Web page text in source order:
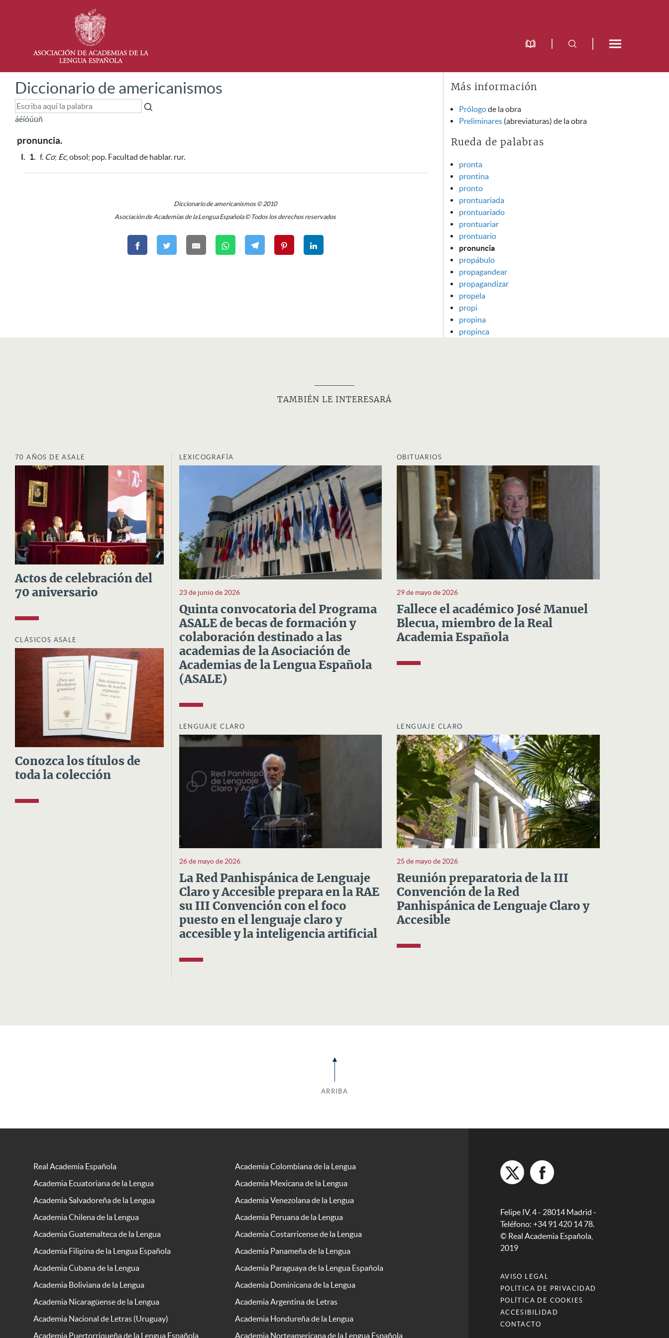
Diccionario de americanismos
áéíóúüñ
pronuncia.
I. 1. f. Co; Ec, obsol; pop. Facultad de hablar. rur.
Diccionario de americanismos © 2010
Asociación de Academias de la Lengua Española © Todos los derechos reservados
Más información
Prólogode la obra
Preliminares (abreviaturas) de la obra
Rueda de palabras
pronta
prontina
pronto
prontuariada
prontuariado
prontuariar
prontuario
pronuncia
propábulo
propagandear
propagandizar
propela
propi
propina
propinca
TAMBIÉN LE INTERESARÁ
70 AÑOS DE ASALE
Actos de celebración del
70 aniversario
CLÁSICOS ASALE
Conozca los títulos de
toda la colección
LEXICOGRAFÍA
23 de junio de 2026
Quinta convocatoria del Programa
ASALE de becas de formación y
colaboración destinado a las
academias de la Asociación de
Academias de la Lengua Española
(ASALE)
OBITUARIOS
29 de mayo de 2026
Fallece el académico José Manuel
Blecua, miembro de la Real
Academia Española
LENGUAJE CLARO
26 de mayo de 2026
La Red Panhispánica de Lenguaje
Claro y Accesible prepara en la RAE
su III Convención con el foco
puesto en el lenguaje claro y
accesible y la inteligencia artificial
LENGUAJE CLARO
25 de mayo de 2026
Reunión preparatoria de la III
Convención de la Red
Panhispánica de Lenguaje Claro y
Accesible
ARRIBA
Real Academia Española
Academia Colombiana de la Lengua
Academia Ecuatoriana de la Lengua
Academia Mexicana de la Lengua
Academia Salvadoreña de la Lengua
Academia Venezolana de la Lengua
Academia Chilena de la Lengua
Academia Peruana de la Lengua
Academia Guatemalteca de la Lengua
Academia Costarricense de la Lengua
Academia Filipina de la Lengua Española
Academia Panameña de la Lengua
Academia Cubana de la Lengua
Academia Paraguaya de la Lengua Española
Academia Boliviana de la Lengua
Academia Dominicana de la Lengua
Academia Nicaragüense de la Lengua
Academia Argentina de Letras
Academia Nacional de Letras (Uruguay)
Academia Hondureña de la Lengua
Academia Puertorriqueña de la Lengua Española
Academia Norteamericana de la Lengua Española
Felipe IV, 4 - 28014 Madrid -
Teléfono: +34 91 420 14 78.
© Real Academia Española,
2019
AVISO LEGAL
POLÍTICA DE PRIVACIDAD
POLÍTICA DE COOKIES
ACCESIBILIDAD
CONTACTO